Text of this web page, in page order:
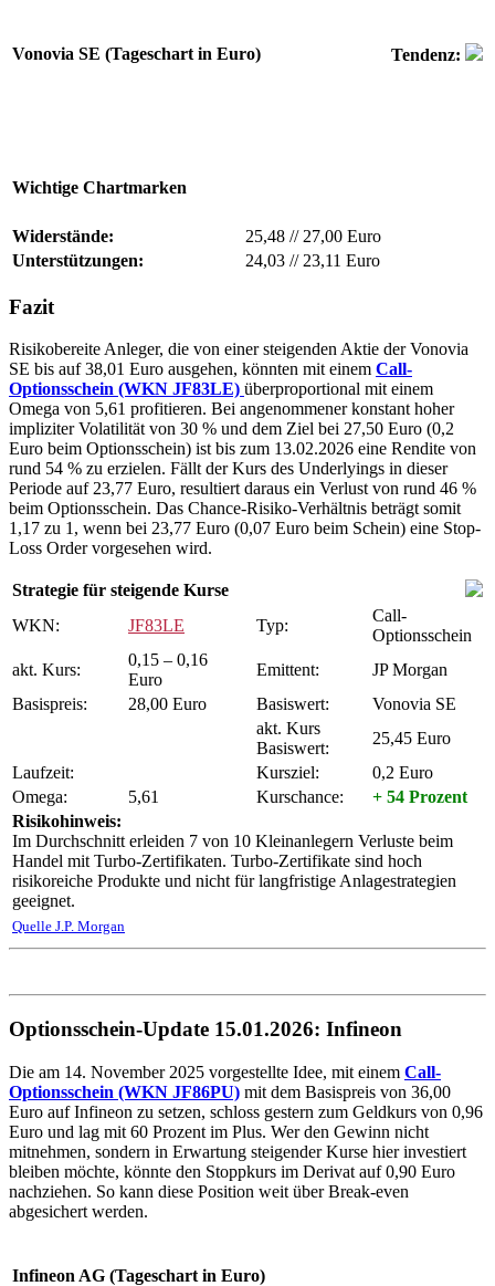
Vonovia SE (Tageschart in Euro) Tendenz:
Wichtige Chartmarken
Widerstände: 25,48 //27,00 Euro
Unterstützungen:
24,03 //23,11 Euro
Fazit
Risikobereite Anleger, die von einer steigenden Aktie der Vonovia
SE bis auf 38,01 Euro ausgehen, könnten mit einem Call-
Optionsschein (WKN JF83LE) überproportional mit einem
Omega von 5,61 profitieren. Bei angenommener konstant hoher
impliziter Volatilität von 30 % und dem Ziel bei 27,50 Euro (0,2
Euro beim Optionsschein) ist bis zum 13.02.2026 eine Rendite von
rund 54 % zu erzielen. Fällt der Kurs des Underlyings in dieser
Periode auf 23,77 Euro, resultiert daraus ein Verlust von rund 46 %
beim Optionsschein. Das Chance-Risiko-Verhältnis beträgt somit
1,17 zu 1, wenn bei 23,77 Euro (0,07 Euro beim Schein) eine Stop-
Loss Order vorgesehen wird.
Strategie für steigende Kurse
WKN:
JF83LE Typ:
Call-
Optionsschein
akt. Kurs:
0,15 – 0,16
Euro
Emittent:
JP Morgan
Basispreis:
28,00 Euro Basiswert:
Vonovia SE
akt. Kurs
Basiswert:
25,45 Euro
Laufzeit:
Kursziel:
0,2 Euro
Omega:
5,61 Kurschance:
+ 54 Prozent
Risikohinweis:
Im Durchschnitt erleiden 7 von 10 Kleinanlegern Verluste beim
Handel mit Turbo-Zertifikaten. Turbo-Zertifikate sind hoch
risikoreiche Produkte und nicht für langfristige Anlagestrategien
geeignet.
Quelle J.P. Morgan
Optionsschein-Update 15.01.2026: Infineon
Die am 14. November 2025 vorgestellte Idee, mit einem Call-
Optionsschein (WKN JF86PU) mit dem Basispreis von 36,00
Euro auf Infineon zu setzen, schloss gestern zum Geldkurs von 0,96
Euro und lag mit 60 Prozent im Plus. Wer den Gewinn nicht
mitnehmen, sondern in Erwartung steigender Kurse hier investiert
bleiben möchte, könnte den Stoppkurs im Derivat auf 0,90 Euro
nachziehen. So kann diese Position weit über Break-even
abgesichert werden.
Infineon AG (Tageschart in Euro)